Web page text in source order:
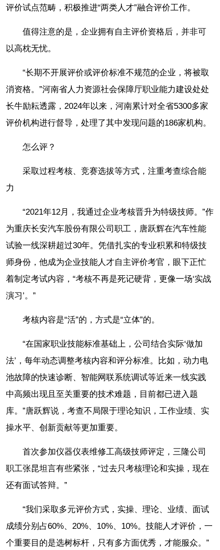
评价试点范畴，积极推进“两类人才”融合评价工作。
值得注意的是，企业拥有自主评价资格后，并非可
以高枕无忧。
“长期不开展评价或评价标准不规范的企业，将被取
消资格。”河南省人力资源社会保障厅职业能力建设处处
长牛励耘透露，2024年以来，河南累计对全省5300多家
评价机构进行督导，处理了其中发现问题的186家机构。
怎么评？
采取过程考核、竞赛选拔等方式，注重考查综合能
力
“2021年12月，我通过企业考核晋升为特级技师。”作
为重庆长安汽车股份有限公司职工，唐跃辉在汽车性能
试验一线深耕超过30年。凭借扎实的专业积累和特级技
师身份，他成为企业技能人才自主评价考官，眼下正忙
着制定考试内容，“考核不再是死记硬背，更像一场‘实战
演习’。”
考核内容是“活”的，方式是“立体”的。
“在国家职业技能标准基础上，公司结合实际‘做加
法’，每年动态调整考核内容和评分标准。比如，动力电
池故障的快速诊断、智能网联系统调试等近来一线实践
中高频出现且至关重要的技术难题，目前都已进入题
库。”唐跃辉说，考查不局限于理论知识，工作业绩、实
操水平、创新贡献等更加重要。
首次参加仪器仪表维修工高级技师评定，三隆公司
职工张昆坦言有些紧张，“过去只考核理论和实操，现在
还有面试答辩。”
“我们采取多元评价方式，实操、理论、业绩、面试
成绩分别占60%、20%、10%、10%。技能人才评价，一
个重要目的是选树标杆，只有多方面优秀，才能服众。”